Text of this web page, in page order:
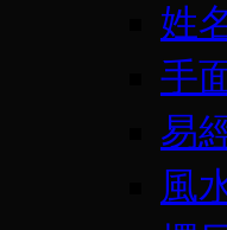
姓
手
易
風